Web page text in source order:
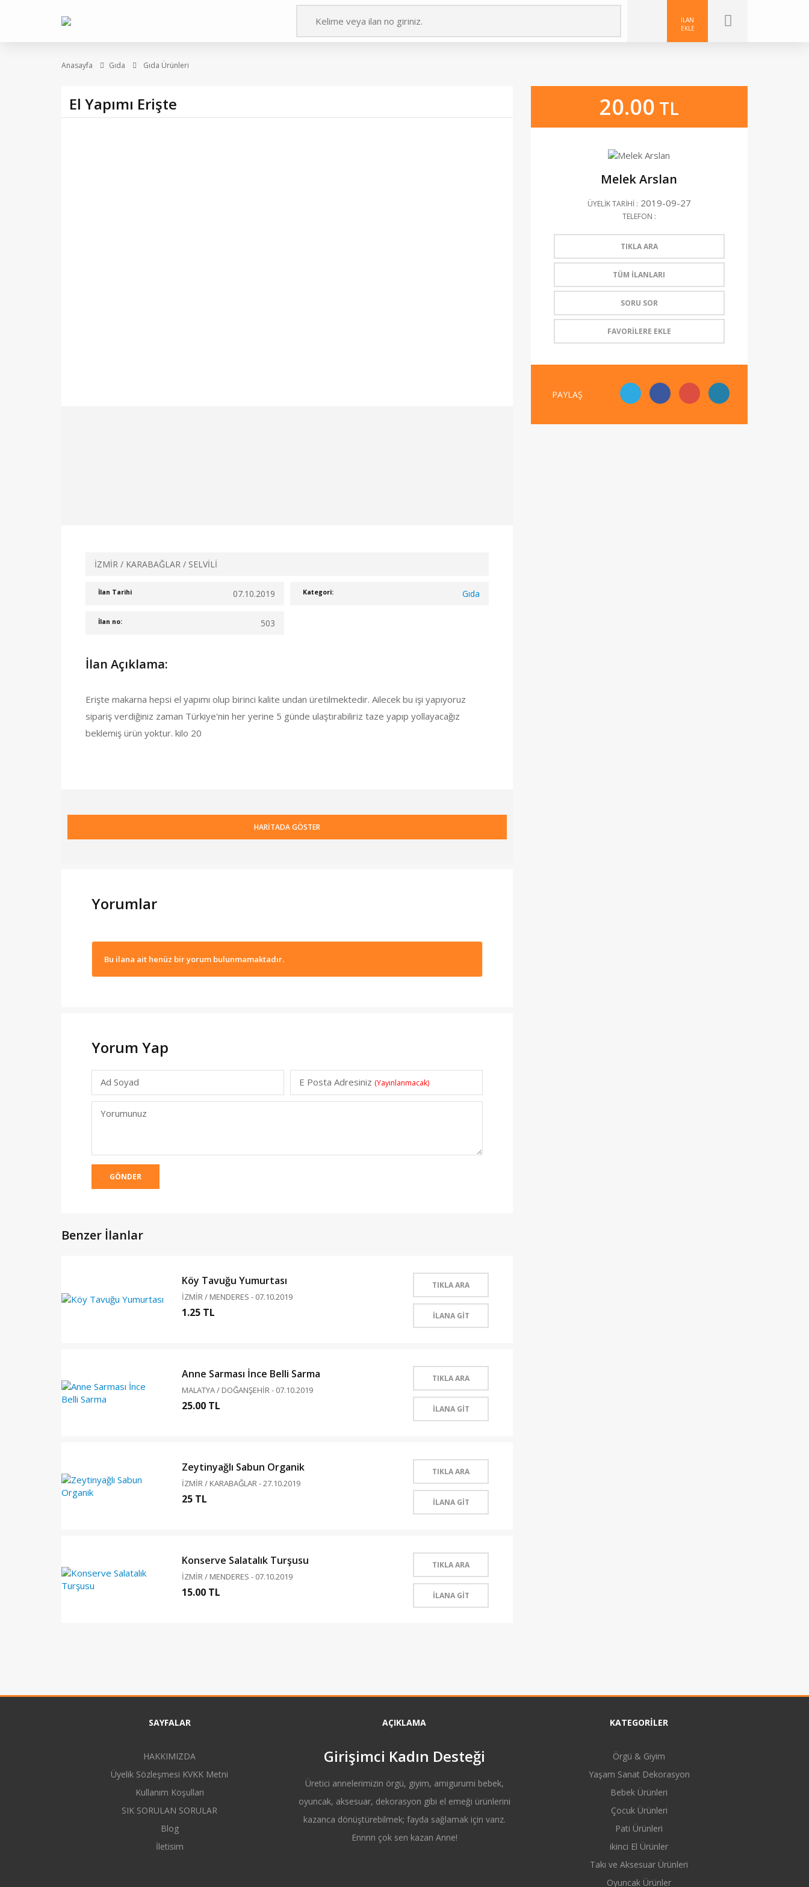
İLAN
EKLE
Anasayfa Gıda Gıda Ürünleri
El Yapımı Erişte
İZMİR / KARABAĞLAR / SELVİLİ
İlan Tarihi 07.10.2019 Kategori: Gıda
İlan no: 503
İlan Açıklama:
Erişte makarna hepsi el yapımı olup birinci kalite undan üretilmektedir. Ailecek bu işi yapıyoruz
sipariş verdiğiniz zaman Türkiye'nin her yerine 5 günde ulaştırabiliriz taze yapıp yollayacağız
beklemiş ürün yoktur. kilo 20
HARİTADA GÖSTER
Yorumlar
Bu ilana ait henüz bir yorum bulunmamaktadır.
Yorum Yap
Ad Soyad E Posta Adresiniz (Yayınlanmacak)
Yorumunuz
GÖNDER
Benzer İlanlar
Köy Tavuğu Yumurtası
İZMİR / MENDERES - 07.10.2019
1.25 TL
TIKLA ARA
İLANA GİT
Anne Sarması İnce Belli Sarma
MALATYA / DOĞANŞEHİR - 07.10.2019
25.00 TL
TIKLA ARA
İLANA GİT
Zeytinyağlı Sabun Organik
İZMİR / KARABAĞLAR - 27.10.2019
25 TL
TIKLA ARA
İLANA GİT
Konserve Salatalık Turşusu
İZMİR / MENDERES - 07.10.2019
15.00 TL
TIKLA ARA
İLANA GİT
20.00 TL
Melek Arslan
ÜYELİK TARİHİ : 2019-09-27
TELEFON :
TIKLA ARA
TÜM İLANLARI
SORU SOR
FAVORİLERE EKLE
PAYLAŞ
SAYFALAR
HAKKIMIZDA
Üyelik Sözleşmesi KVKK Metni
Kullanım Koşulları
SIK SORULAN SORULAR
Blog
İletisim
AÇIKLAMA
Girişimci Kadın Desteği
Üretici annelerimizin örgü, giyim, amigurumi bebek,
oyuncak, aksesuar, dekorasyon gibi el emeği ürünlerini
kazanca dönüştürebilmek; fayda sağlamak için varız.
Ennnn çok sen kazan Anne!
KATEGORİLER
Örgü & Giyim
Yaşam Sanat Dekorasyon
Bebek Ürünleri
Çocuk Ürünleri
Pati Ürünleri
ikinci El Ürünler
Takı ve Aksesuar Ürünleri
Oyuncak Ürünler